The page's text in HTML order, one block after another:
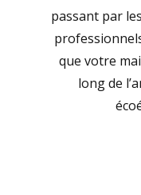
passant par
que votre
long de